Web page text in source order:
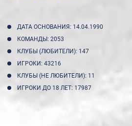
ДАТА ОСНОВАНИЯ: 14.04.1990
КОМАНДЫ: 2053
КЛУБЫ (ЛЮБИТЕЛИ): 147
ИГРОКИ: 43216
КЛУБЫ (НЕ ЛЮБИТЕЛИ): 11
ИГРОКИ ДО 18 ЛЕТ: 17987